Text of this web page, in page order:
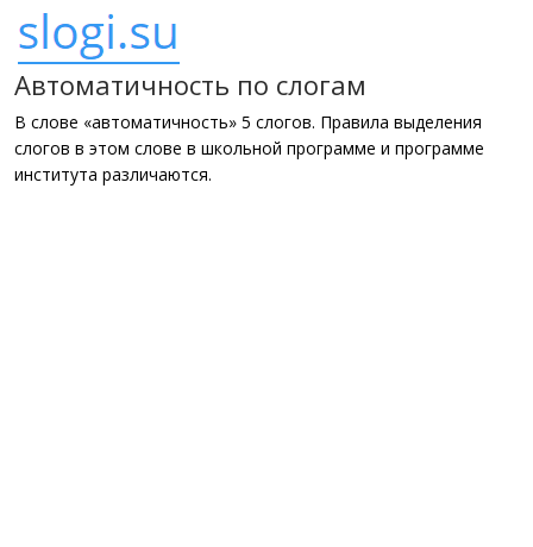
Автоматичность по слогам
В слове «автоматичность» 5 слогов. Правила выделения
слогов в этом слове в школьной программе и программе
института различаются.